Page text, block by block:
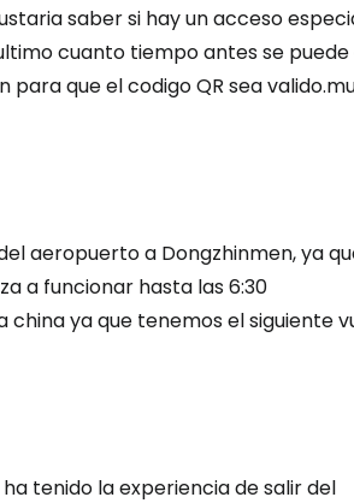
saber si hay un acceso
cuanto tiempo antes se
que el codigo QR sea
aeropuerto a Dongzhinmen, ya
a funcionar hasta las 6:30
ya que tenemos el siguiente
tenido la experiencia de salir del
Continuar con Email